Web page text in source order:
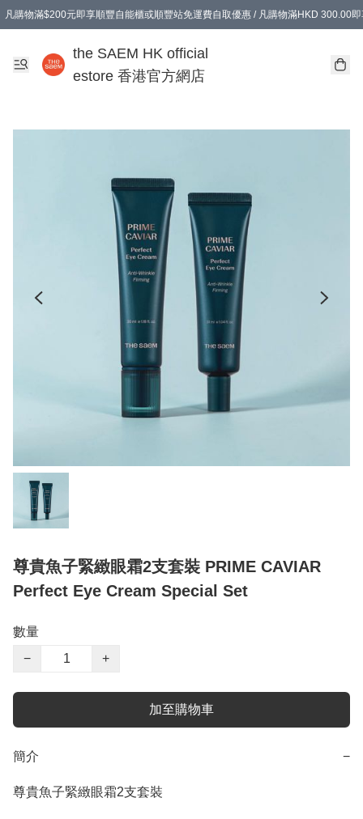
凡購物滿$200元即享順豐自能櫃或順豐站免運費自取優惠 / 凡購物滿HKD 300.00
the SAEM HK official
estore 香港官方網店
尊貴魚子緊緻眼霜2支套裝 PRIME CAVIAR
Perfect Eye Cream Special Set
數量
−
+
加至購物車
簡介 −
尊貴魚子緊緻眼霜2支套裝